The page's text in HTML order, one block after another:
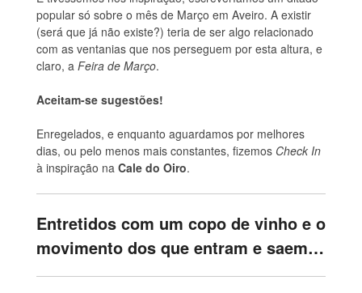
popular só sobre o mês de Março em Aveiro. A existir
(será que já não existe?) teria de ser algo relacionado
com as ventanias que nos perseguem por esta altura, e
claro, a Feira de Março.
Aceitam-se sugestões!
Enregelados, e enquanto aguardamos por melhores
dias, ou pelo menos mais constantes, fizemos Check In
à inspiração na Cale do Oiro.
Entretidos com um copo de vinho e o
movimento dos que entram e saem…